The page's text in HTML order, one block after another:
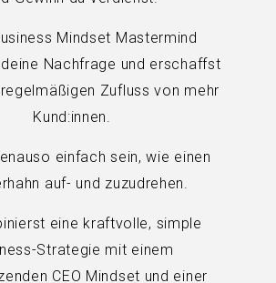
Mindset Mastermind
Nachfrage und erschaffst
Zufluss von mehr
Kund:innen.
einfach sein, wie einen
auf- und zuzudrehen.
eine kraftvolle, simple
Strategie mit einem
CEO Mindset und einer